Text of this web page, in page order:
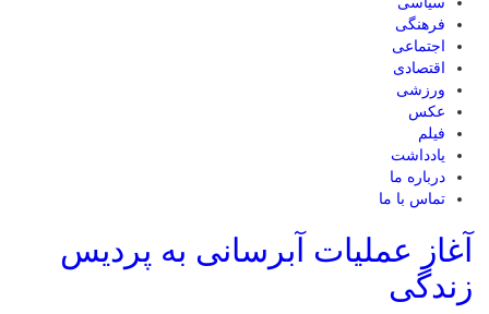
فرهنگی
اجتماعی
اقتصادی
ورزشی
عکس
فیلم
یادداشت
درباره ما
تماس با ما
آغاز عملیات آبرسانی به پردیس
زندگی